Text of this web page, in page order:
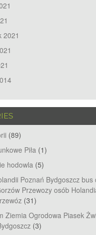
2021
(89)
Piła (1)
hodowla (5)
Poznań Bydgoszcz bus
Przewozy osób
(31)
Ziemia Ogrodowa Piasek
(3)